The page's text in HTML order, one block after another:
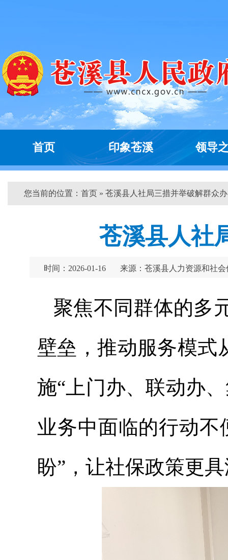
首页 印象苍溪 领导
您当前的位置： 首页 » 苍溪县人社局三措并举破解群众
苍溪县人社
时间：2026-01-16 来源：苍溪县人力资源和社会
聚焦不同群体的多
壁垒，推动服务模式
施“上门办、联动办
业务中面临的行动
盼”，让社保政策更